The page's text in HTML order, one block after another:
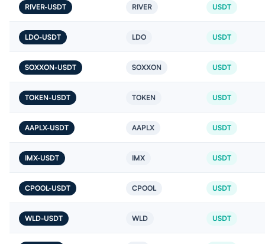
RIVER-USDT RIVER USDT
LDO-USDT LDO USDT
SOXXON-USDT SOXXON USDT
TOKEN-USDT TOKEN USDT
AAPLX-USDT AAPLX USDT
IMX-USDT IMX USDT
CPOOL-USDT CPOOL USDT
WLD-USDT WLD USDT